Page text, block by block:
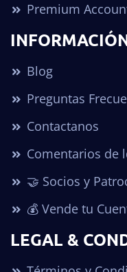
Premium
Blog
Preguntas
Contactanos
Comentarios de
🤝 Socios y
💰 Vende tu
LEGAL &